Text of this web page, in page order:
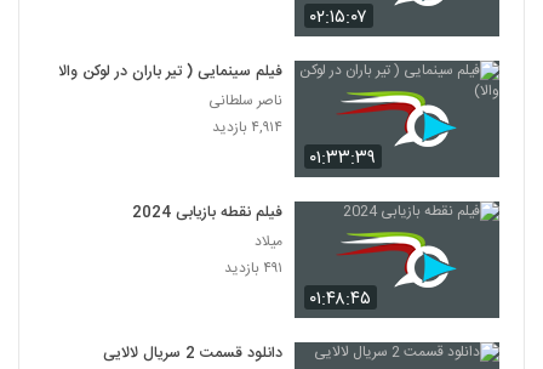
۰۲:۱۵:۰۷
۰۱:۳۳:۳۹
فیلم سینمایی ( تیر باران در لوکن والا)
ناصر سلطانی
۴,۹۱۴ بازدید
۰۱:۴۸:۴۵
فیلم نقطه بازیابی 2024
میلاد
۴۹۱ بازدید
دانلود قسمت 2 سریال لالایی